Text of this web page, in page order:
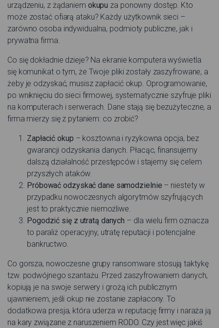
urządzeniu, z żądaniem okupu za ponowny dostęp. Kto
może zostać ofiarą ataku? Każdy użytkownik sieci –
zarówno osoba indywidualna, podmioty publiczne, jak i
prywatna firma.
Co się dokładnie dzieje? Na ekranie komputera wyświetla
się komunikat o tym, że Twoje pliki zostały zaszyfrowane, a
żeby je odzyskać, musisz zapłacić okup. Oprogramowanie,
po wniknięciu do sieci firmowej, systematycznie szyfruje pliki
na komputerach i serwerach. Dane stają się bezużyteczne, a
firma mierzy się z pytaniem: co zrobić?
Zapłacić okup – kosztowna i ryzykowna opcja, bez
gwarancji odzyskania danych. Płacąc, finansujemy
dalszą działalność przestępców i stajemy się celem
przyszłych ataków.
Próbować odzyskać dane samodzielnie – niestety w
przypadku nowoczesnych algorytmów szyfrujących
jest to praktycznie niemożliwe.
Pogodzić się z utratą danych – dla wielu firm oznacza
to paraliż operacyjny, utratę reputacji i potencjalne
bankructwo.
Co gorsza, nowoczesne grupy ransomware stosują taktykę
tzw. podwójnego szantażu. Przed zaszyfrowaniem danych,
kopiują je na swoje serwery i grożą ich publicznym
ujawnieniem, jeśli okup nie zostanie zapłacony. To
dodatkowa presja, która uderza w reputację firmy i naraża ją
na kary związane z naruszeniem RODO. Czy jest więc jakiś